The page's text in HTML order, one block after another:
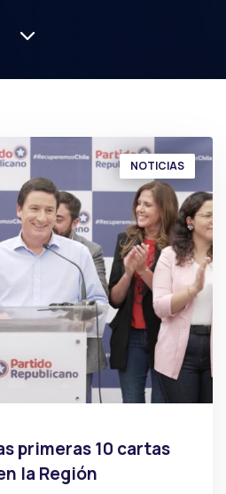
NOTICIAS
primeras 10 cartas
la Región